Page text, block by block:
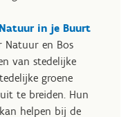
in je Buurt
Natuur en Bos
van stedelijke
groene
te breiden. Hun
kan helpen bij de